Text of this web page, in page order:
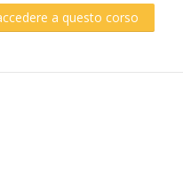
a questo corso